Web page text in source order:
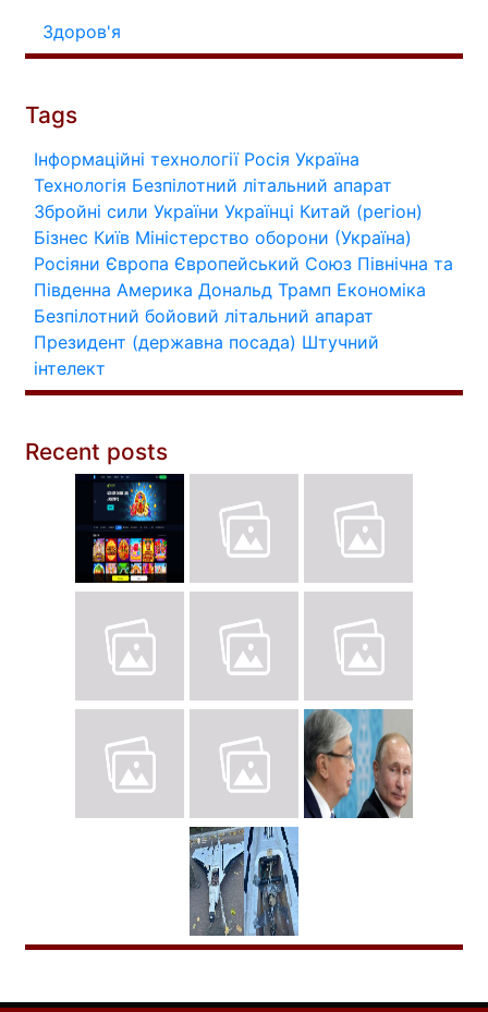
Здоров'я
Tags
Інформаційні технології Росія Україна
Технологія Безпілотний літальний апарат
Збройні сили України Українці Китай (регіон)
Бізнес Київ Міністерство оборони (Україна)
Росіяни Європа Європейський Союз Північна та
Південна Америка Дональд Трамп Економіка
Безпілотний бойовий літальний апарат
Президент (державна посада) Штучний
інтелект
Recent posts